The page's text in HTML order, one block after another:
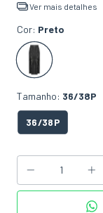
Ver mais detalhes
Cor: Preto
Tamanho: 36/38P
36/38P